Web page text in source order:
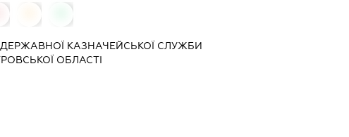
ДЕРЖАВНОЇ КАЗНАЧЕЙСЬКОЇ СЛУЖБИ
ОБЛАСТІ